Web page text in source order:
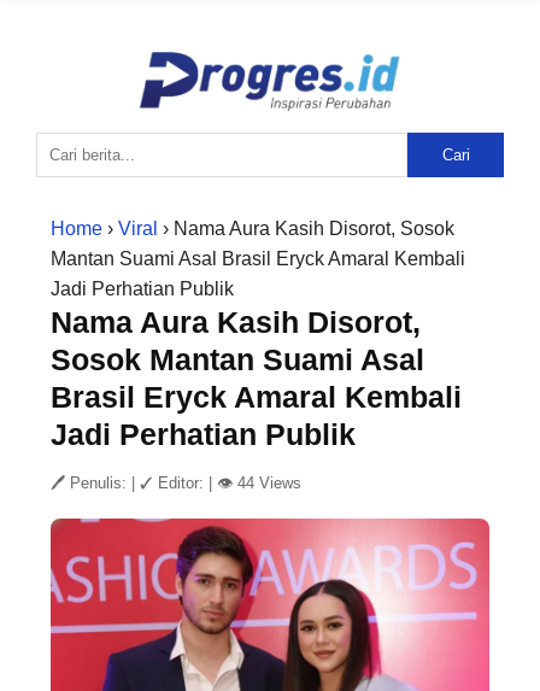
Cari
Home › Viral › Nama Aura Kasih Disorot, Sosok
Mantan Suami Asal Brasil Eryck Amaral Kembali
Jadi Perhatian Publik
Nama Aura Kasih Disorot,
Sosok Mantan Suami Asal
Brasil Eryck Amaral Kembali
Jadi Perhatian Publik
🖊 Penulis: ✓ Editor: 👁 44 Views